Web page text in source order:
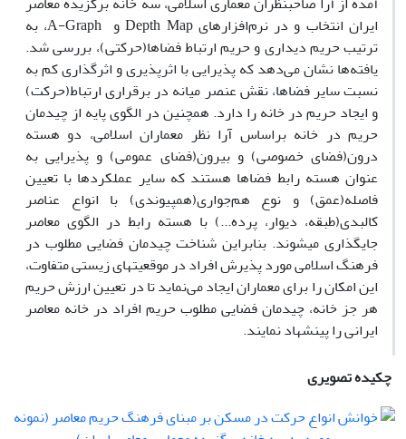
ایران انتخاب و در نرم‌افزارهای Depth Map و A-Graph، به
ترتیب حریم دیداری و حریم ارتباط فضاها(حرکتی)، بررسی شد.
یافته‌ها نشان می‌دهد که پذیرایی با اثرپذیری و اثرگذاری کم به
نسبت سایر فضاها، نقش عنصر میانه در برقراری ارتباط(حرکت)
و ایجاد حریم در خانه را دارد. همچنین در الگوی پایه از چیدمان
حریم در خانه براساس آرا نظر معماران اسلامی، دو هسته
درون(فضای خصوصی) و بیرون(فضای عمومی) و پذیرایی به
عنوان هسته رابط فضاها هستند که سایر عملکردها با تعیین
فاصله(عمق) و نوع هم‌جواری(هم­پیوندی) با انواع عناصر
کالبدی(طبقه، دیوار، پرده...) با هسته رابط در الگوی معاصر
جایگذاری می­شوند. بنابراین شناخت چیدمان فضایی مطلوب در
فرهنگ اسلامی مورد پذیرش افراد در موقعیت­های زیستی متفاوت،
این امکان را برای معماران ایجاد می‌نماید تا در تعیین ارزش حریم
هر جز خانه، چیدمان فضایی مطلوب حریم افراد در خانه معاصر
ایرانی را پینشهاد نمایند.
چکیده تصویری